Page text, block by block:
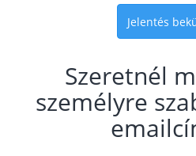
Jelentés
Szeretnél
személyre